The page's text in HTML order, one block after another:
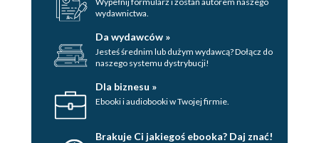
wydawnictwa.
Da wydawców »
Jesteś średnim lub dużym wydawcą? Dołącz do
naszego systemu dystrybucji!
Dla biznesu »
Ebooki i audiobooki w Twojej firmie.
Brakuje Ci jakiegoś ebooka? Daj znać!